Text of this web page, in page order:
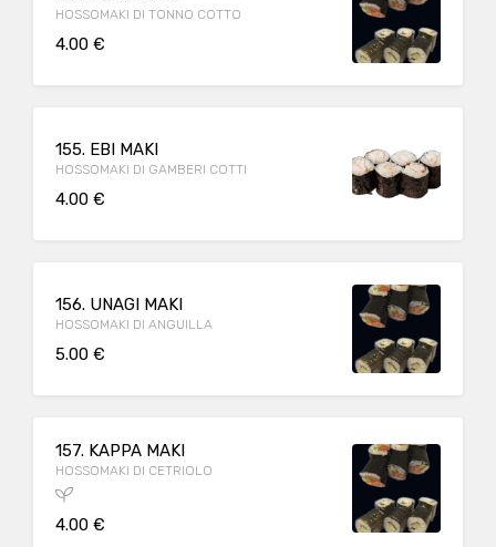
HOSSOMAKI DI TONNO COTTO
4.00 €
155. EBI MAKI
HOSSOMAKI DI GAMBERI COTTI
4.00 €
156. UNAGI MAKI
HOSSOMAKI DI ANGUILLA
5.00 €
157. KAPPA MAKI
HOSSOMAKI DI CETRIOLO
4.00 €